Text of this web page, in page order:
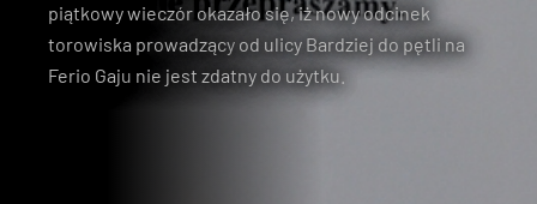
piątkowy wieczór okazało się, iż nowy odcinek
torowiska prowadzący od ulicy Bardziej do pętli na
Ferio Gaju nie jest zdatny do użytku.